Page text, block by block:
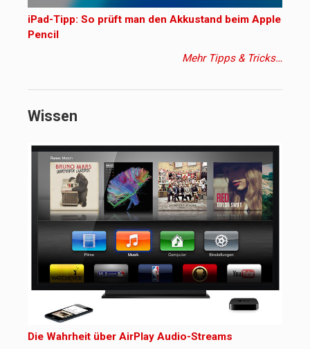
iPad-Tipp: So prüft man den Akkustand beim Apple
Pencil
Mehr Tipps & Tricks…
Wissen
Die Wahrheit über AirPlay Audio-Streams